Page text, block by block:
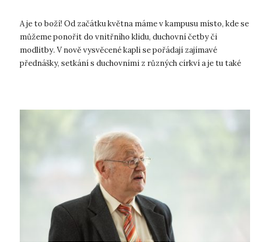
A je to boží! Od začátku května máme v kampusu místo, kde se
můžeme ponořit do vnitřního klidu, duchovní četby či
modlitby. V nově vysvěcené kapli se pořádají zajímavé
přednášky, setkání s duchovními z různých církví a je tu také